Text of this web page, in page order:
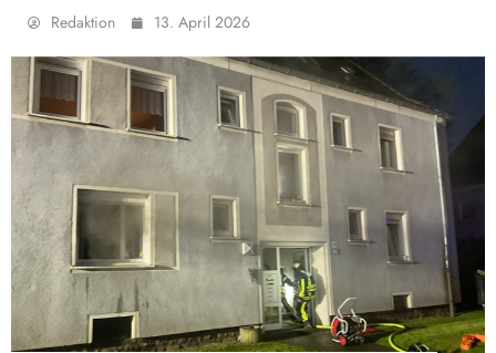
Redaktion 13. April 2026